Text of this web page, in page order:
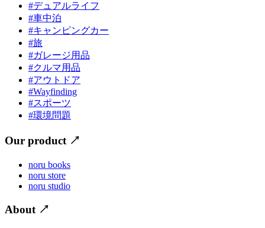
#デュアルライフ
#車中泊
#キャンピングカー
#旅
#ガレージ用品
#クルマ用品
#アウトドア
#Wayfinding
#スポーツ
#環境問題
Our product ↗
noru books
noru store
noru studio
About ↗